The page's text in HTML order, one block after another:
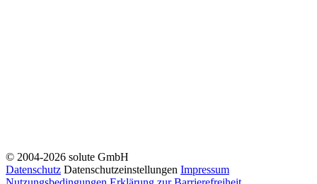
© 2004-2026 solute GmbH
Datenschutz Datenschutzeinstellungen Impressum